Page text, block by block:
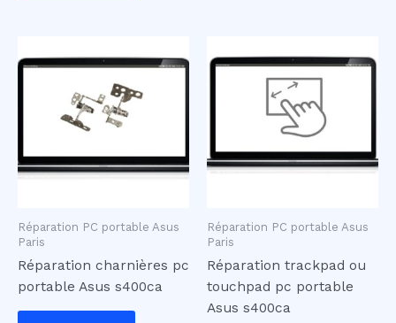
Réparation PC portable Asus
Paris
Réparation charnières pc
portable Asus s400ca
Réparation PC portable Asus
Paris
Réparation trackpad ou
touchpad pc portable
Asus s400ca